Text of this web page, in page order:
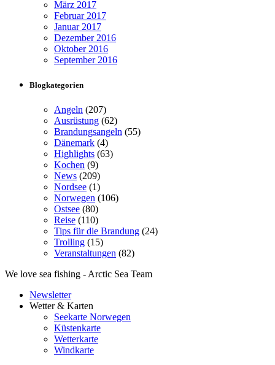
März 2017
Februar 2017
Januar 2017
Dezember 2016
Oktober 2016
September 2016
Blogkategorien
Angeln (207)
Ausrüstung (62)
Brandungsangeln (55)
Dänemark (4)
Highlights (63)
Kochen (9)
News (209)
Nordsee (1)
Norwegen (106)
Ostsee (80)
Reise (110)
Tips für die Brandung (24)
Trolling (15)
Veranstaltungen (82)
We love sea fishing - Arctic Sea Team
Newsletter
Wetter & Karten
Seekarte Norwegen
Küstenkarte
Wetterkarte
Windkarte